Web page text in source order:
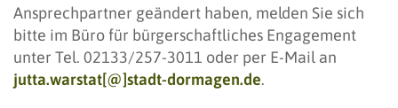
Ansprechpartner geändert haben, melden Sie sich
bitte im Büro für bürgerschaftliches Engagement
unter Tel. 02133/257-3011 oder per E-Mail an
jutta.warstat[@]stadt-dormagen.de.